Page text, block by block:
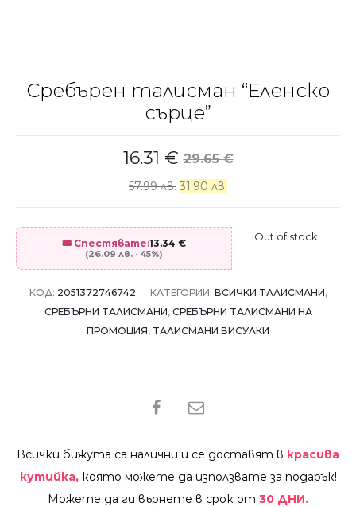
Сребърен талисман “Еленско
сърце”
29.65€
16.31 €
57.99 лв. 31.90 лв.
🎟️ Спестявате:13.34 €
(26.09 лв. · 45%)
Out of stock
КОД: 2051372746742 КАТЕГОРИИ: ВСИЧКИ ТАЛИСМАНИ,
СРЕБЪРНИ ТАЛИСМАНИ, СРЕБЪРНИ ТАЛИСМАНИ НА
ПРОМОЦИЯ, ТАЛИСМАНИ ВИСУЛКИ
SHARE
Всички бижута са налични и се доставят в красива
кутийка, която можете да използвате за подарък!
Можете да ги върнете в срок от 30 ДНИ.